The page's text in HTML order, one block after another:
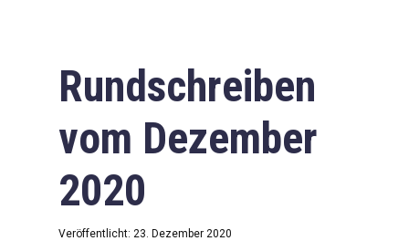
Rundschreiben
vom Dezember
2020
Veröffentlicht: 23. Dezember 2020